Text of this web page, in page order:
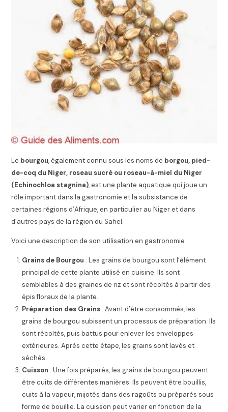
Le bourgou, également connu sous les noms de borgou, pied-
de-coq du Niger, roseau sucré ou roseau-à-miel du Niger
(Echinochloa stagnina), est une plante aquatique qui joue un
rôle important dans la gastronomie et la subsistance de
certaines régions d’Afrique, en particulier au Niger et dans
d’autres pays de la région du Sahel.
Voici une description de son utilisation en gastronomie :
Grains de Bourgou : Les grains de bourgou sont l’élément
principal de cette plante utilisé en cuisine. Ils sont
semblables à des graines de riz et sont récoltés à partir des
épis floraux de la plante.
Préparation des Grains : Avant d’être consommés, les
grains de bourgou subissent un processus de préparation. Ils
sont récoltés, puis battus pour enlever les enveloppes
extérieures. Après cette étape, les grains sont lavés et
séchés.
Cuisson : Une fois préparés, les grains de bourgou peuvent
être cuits de différentes manières. Ils peuvent être bouillis,
cuits à la vapeur, mijotés dans des ragoûts ou préparés sous
forme de bouillie. La cuisson peut varier en fonction de la